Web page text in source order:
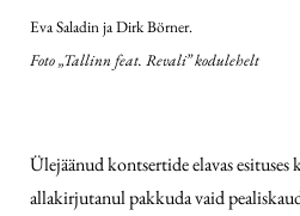
Eva Saladin ja Dirk Börner.
Foto „Tallinn feat. Revali” kodulehelt
Ülejäänud kontsertide elavas esituses
allakirjutanul pakkuda vaid